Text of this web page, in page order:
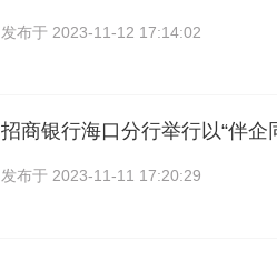
发布于 2023-11-12 17:14:02
招商银行海口分行举行以“伴企
发布于 2023-11-11 17:20:29